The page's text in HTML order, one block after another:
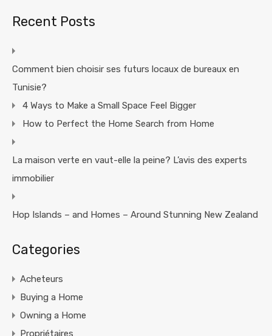
Recent Posts
Comment bien choisir ses futurs locaux de bureaux en
Tunisie?
4 Ways to Make a Small Space Feel Bigger
How to Perfect the Home Search from Home
La maison verte en vaut-elle la peine? L’avis des experts
immobilier
Hop Islands – and Homes – Around Stunning New Zealand
Categories
Acheteurs
Buying a Home
Owning a Home
Propriétaires